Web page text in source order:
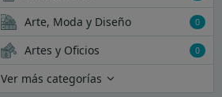
Arte, Moda y Diseño 0
Artes y Oficios 0
Ver más categorías